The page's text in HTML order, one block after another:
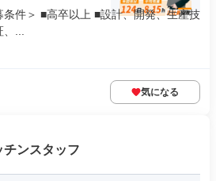
件＞ ■高卒以上 ■設計、開発、生産技
...
気になる
チンスタッフ